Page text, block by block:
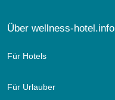
Über wellness-hotel.info
Für Hotels
Für Urlauber